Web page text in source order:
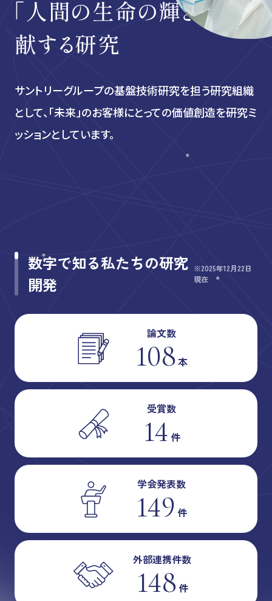
「人間の生命の輝き」に
貢
献する研究
サントリーグループの基盤技術研究を担う研究組織
として、「未来」のお客様にとっての価値創造を研究ミ
ッションとしています。
数字で知る私たちの研究
開発
※2025年12月22日
現在
論文数
108本
受賞数
14 件
学会発表数
149 件
外部連携件数
148件